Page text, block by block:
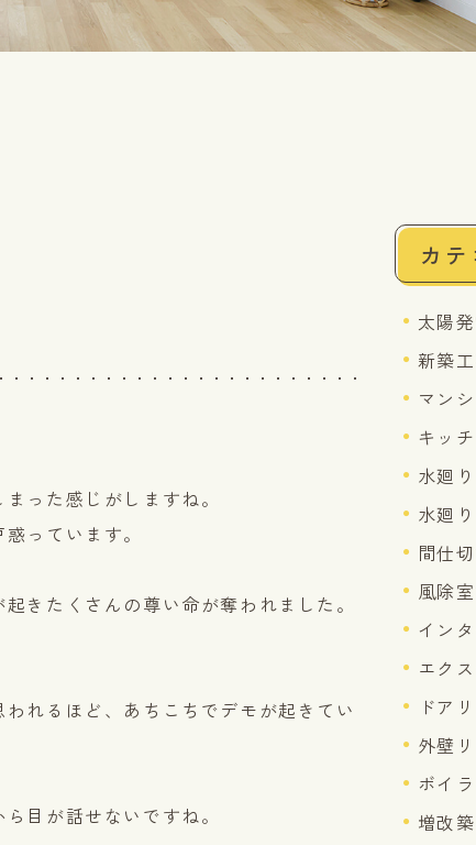
った感じがしますね。
っています。
きたくさんの尊い命が奪われました。
れるほど、あちこちでデモが起きてい
目が話せないですね。
カ
太陽
新築
マン
キッ
水廻り
水廻り
間仕
風除
イン
エク
ドア
外壁
ボイ
増改築